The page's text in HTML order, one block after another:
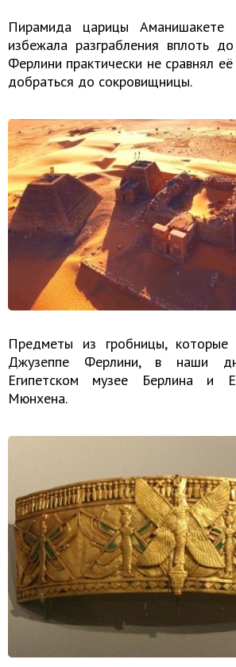
Пирамида царицы
избежала разграбления вплоть
Ферлини практически не сравнял
добраться до сокровищницы.
Предметы из гробницы, которые
Джузеппе Ферлини, в наши
Египетском музее Берлина и
Мюнхена.